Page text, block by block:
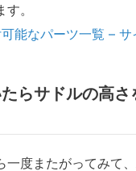
。
能なパーツ一覧 – サ
らサドルの高さ
一度またがってみて